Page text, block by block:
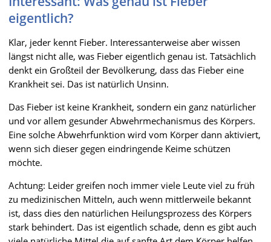
eigentlich?
Klar, jeder kennt Fieber. Interessanterweise aber wissen
längst nicht alle, was Fieber eigentlich genau ist. Tatsächlich
denkt ein Großteil der Bevölkerung, dass das Fieber eine
Krankheit sei. Das ist natürlich Unsinn.
Das Fieber ist keine Krankheit, sondern ein ganz natürlicher
und vor allem gesunder Abwehrmechanismus des Körpers.
Eine solche Abwehrfunktion wird vom Körper dann aktiviert,
wenn sich dieser gegen eindringende Keime schützen
möchte.
Achtung: Leider greifen noch immer viele Leute viel zu früh
zu medizinischen Mitteln, auch wenn mittlerweile bekannt
ist, dass dies den natürlichen Heilungsprozess des Körpers
stark behindert. Das ist eigentlich schade, denn es gibt auch